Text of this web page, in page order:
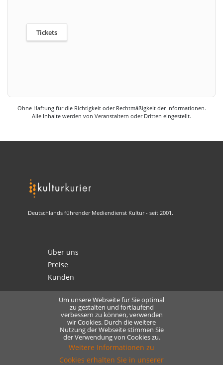
Tickets
Ohne Haftung für die Richtigkeit oder Rechtmäßigkeit der Informationen.
Alle Inhalte werden von Veranstaltern oder Dritten eingestellt.
Deutschlands führender Mediendienst Kultur - seit 2001.
Über uns
Preise
Kunden
Kontakt
Datenschutz
Lizensierung
Um unsere Webseite für Sie optimal
zu gestalten und fortlaufend
verbessern zu können, verwenden
wir Cookies. Durch die weitere
Nutzung der Webseite stimmen Sie
der Verwendung von Cookies zu.
Weitere Informationen zu
Cookies erhalten Sie in unserer